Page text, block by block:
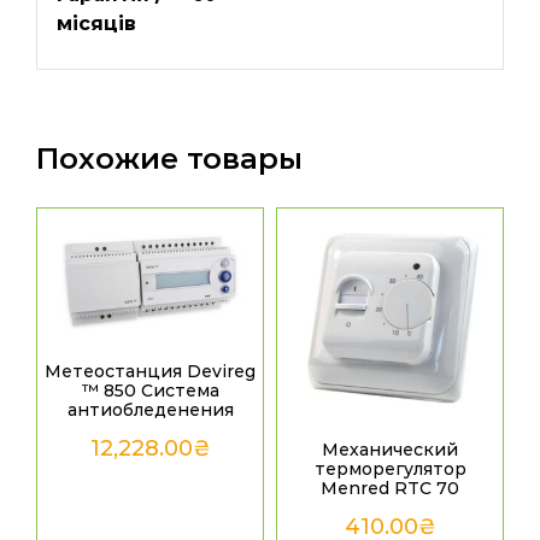
місяців
Похожие товары
Метеостанция Devireg
™ 850 Система
антиобледенения
12,228.00₴
Механический
терморегулятор
Menred RTC 70
410.00₴